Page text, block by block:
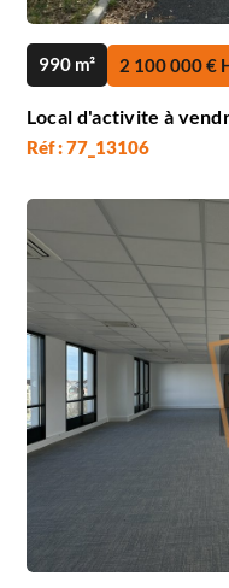
990 m² 2 100 000 €
Local d'activite à
Réf : 77_13106